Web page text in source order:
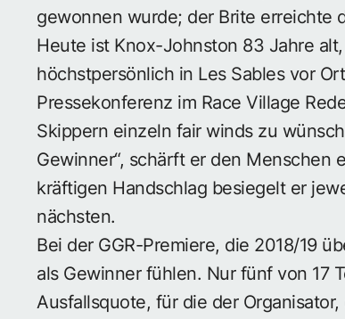
gewonnen wurde; der Brite erreichte
Heute ist Knox-Johnston 83 Jahre
höchstpersönlich in Les Sables vor
Pressekonferenz im Race Village
Skippern einzeln fair winds zu
Gewinner“, schärft er den Menschen
kräftigen Handschlag besiegelt er
nächsten.
Bei der GGR-Premiere, die 2018/19
als Gewinner fühlen. Nur fünf von 17
Ausfallsquote, für die der